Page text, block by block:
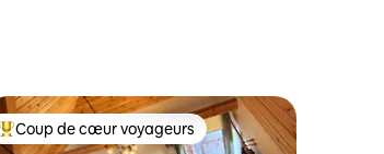
Coups de cœur voyageurs les plus appréciés
Coup de cœur voyageurs